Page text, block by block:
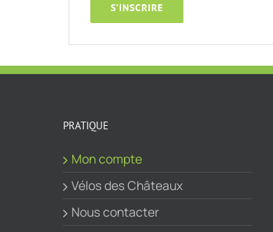
S’INSCRIRE
PRATIQUE
Mon compte
Vélos des Châteaux
Nous contacter